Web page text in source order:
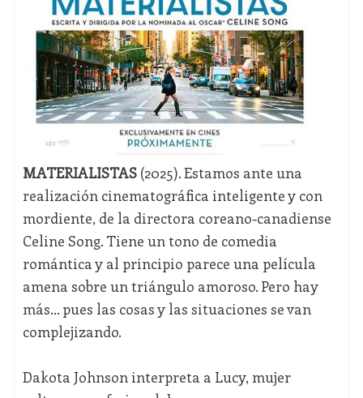
MATERIALISTAS(2025). Estamos ante una
realización cinematográfica inteligente y con
mordiente, de la directora coreano-canadiense
Celine Song. Tiene un tono de comedia
romántica y al principio parece una película
amena sobre un triángulo amoroso. Pero hay
más… pues las cosas y las situaciones se van
complejizando.
Dakota Johnson interpreta a Lucy, mujer